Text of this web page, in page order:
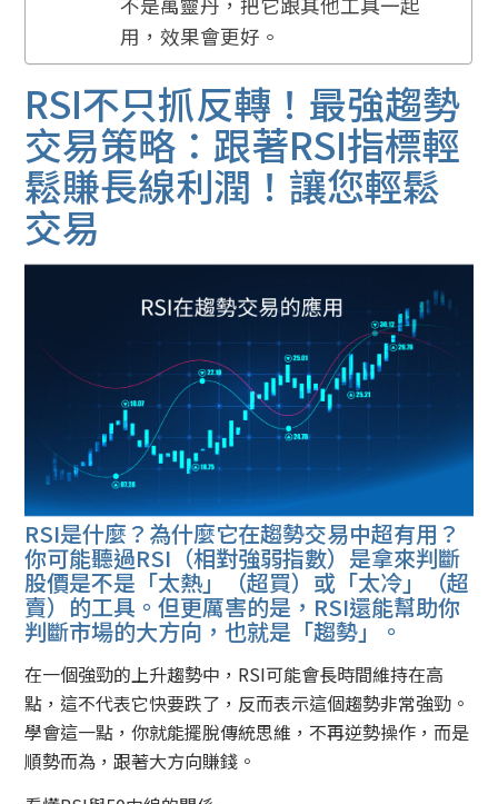
用，效果會更好。
RSI不只抓反轉！最強趨勢
交易策略：跟著RSI指標輕
鬆賺長線利潤！讓您輕鬆
交易
RSI是什麼？為什麼它在趨勢交易中超有用？
你可能聽過RSI（相對強弱指數）是拿來判斷
股價是不是「太熱」（超買）或「太冷」（超
賣）的工具。但更厲害的是，RSI還能幫助你
判斷市場的大方向，也就是「趨勢」。
在一個強勁的上升趨勢中，RSI可能會長時間維持在高
點，這不代表它快要跌了，反而表示這個趨勢非常強勁。
學會這一點，你就能擺脫傳統思維，不再逆勢操作，而是
順勢而為，跟著大方向賺錢。